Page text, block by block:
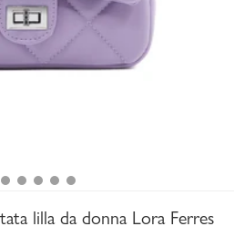
Bambino
lilla da donna Lora Ferres